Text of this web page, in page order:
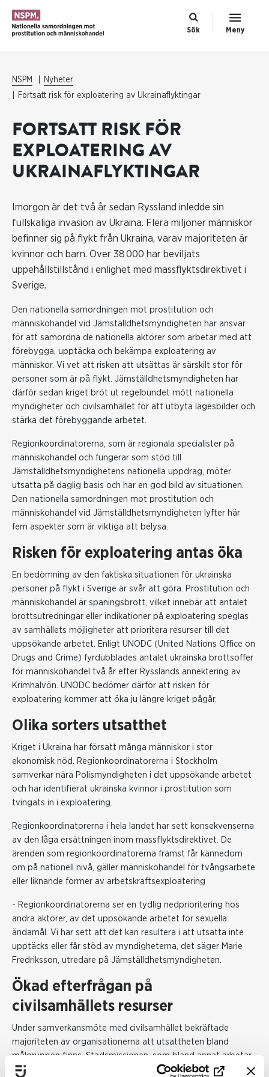
Sök Meny
NSPM
Nyheter
Fortsatt risk för exploatering av Ukrainaflyktingar
FORTSATT RISK FÖR
EXPLOATERING AV
UKRAINAFLYKTINGAR
Imorgon är det två år sedan Ryssland inledde sin
fullskaliga invasion av Ukraina. Flera miljoner människor
befinner sig på flykt från Ukraina, varav majoriteten är
kvinnor och barn. Över 38 000 har beviljats
uppehållstillstånd i enlighet med massflyktsdirektivet i
Sverige.
Den nationella samordningen mot prostitution och
människohandel vid Jämställdhetsmyndigheten har ansvar
för att samordna de nationella aktörer som arbetar med att
förebygga, upptäcka och bekämpa exploatering av
människor. Vi vet att risken att utsättas är särskilt stor för
personer som är på flykt. Jämställdhetsmyndigheten har
därför sedan kriget bröt ut regelbundet mött nationella
myndigheter och civilsamhället för att utbyta lägesbilder och
stärka det förebyggande arbetet.
Regionkoordinatorerna, som är regionala specialister på
människohandel och fungerar som stöd till
Jämställdhetsmyndighetens nationella uppdrag, möter
utsatta på daglig basis och har en god bild av situationen.
Den nationella samordningen mot prostitution och
människohandel vid Jämställdhetsmyndigheten lyfter här
fem aspekter som är viktiga att belysa.
Risken för exploatering antas öka
En bedömning av den faktiska situationen för ukrainska
personer på flykt i Sverige är svår att göra. Prostitution och
människohandel är spaningsbrott, vilket innebär att antalet
brottsutredningar eller indikationer på exploatering speglas
av samhällets möjligheter att prioritera resurser till det
uppsökande arbetet. Enligt UNODC (United Nations Office on
Drugs and Crime) fyrdubblades antalet ukrainska brottsoffer
för människohandel två år efter Rysslands annektering av
Krimhalvön. UNODC bedömer därför att risken för
exploatering kommer att öka ju längre kriget pågår.
Olika sorters utsatthet
Kriget i Ukraina har försatt många människor i stor
ekonomisk nöd. Regionkoordinatorerna i Stockholm
samverkar nära Polismyndigheten i det uppsökande arbetet
och har identifierat ukrainska kvinnor i prostitution som
tvingats in i exploatering.
Regionkoordinatorerna i hela landet har sett konsekvenserna
av den låga ersättningen inom massflyktsdirektivet. De
ärenden som regionkoordinatorerna främst får kännedom
om på nationell nivå, gäller människohandel för tvångsarbete
eller liknande former av arbetskraftsexploatering
- Regionkoordinatorerna ser en tydlig nedprioritering hos
andra aktörer, av det uppsökande arbetet för sexuella
ändamål. Vi har sett att det kan resultera i att utsatta inte
upptäcks eller får stöd av myndigheterna, det säger Marie
Fredriksson, utredare på Jämställdhetsmyndigheten.
Ökad efterfrågan på
civilsamhällets resurser
Under samverkansmöte med civilsamhället bekräftade
majoriteten av organisationerna att utsattheten bland
målgruppen finns. Stadsmissionen, som bland annat arbetar
med att hjälpa människor att hitta ett arbete, vittnade om